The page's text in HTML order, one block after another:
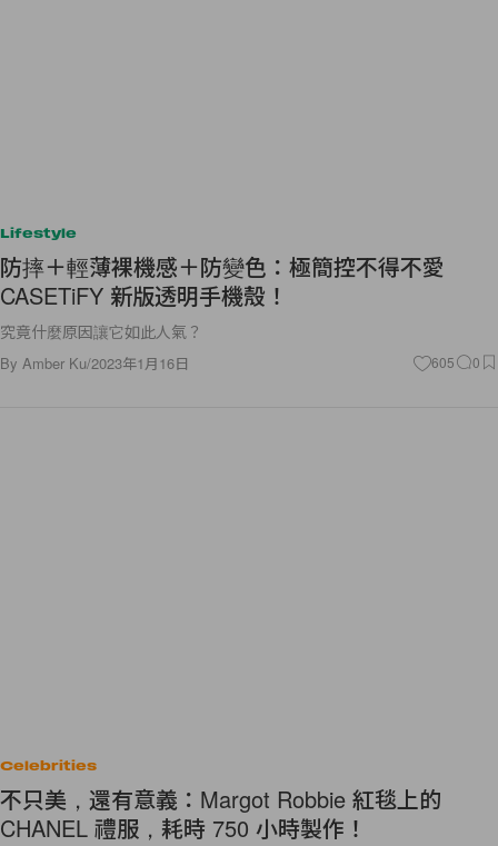
Lifestyle
防摔＋輕薄裸機感＋防變色：極簡控不得不愛
CASETiFY 新版透明手機殼！
究竟什麼原因讓它如此人氣？
By Amber Ku/2023年1月16日 605 0
Celebrities
不只美，還有意義：Margot Robbie 紅毯上的
CHANEL 禮服，耗時 750 小時製作！